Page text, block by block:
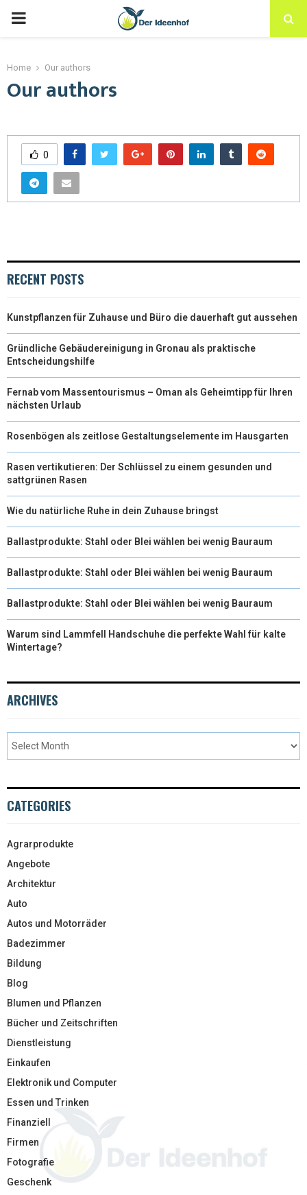
Home Our authors
Our authors
0
RECENT POSTS
Kunstpflanzen für Zuhause und Büro die dauerhaft gut aussehen
Gründliche Gebäudereinigung in Gronau als praktische
Entscheidungshilfe
Fernab vom Massentourismus – Oman als Geheimtipp für Ihren
nächsten Urlaub
Rosenbögen als zeitlose Gestaltungselemente im Hausgarten
Rasen vertikutieren: Der Schlüssel zu einem gesunden und
sattgrünen Rasen
Wie du natürliche Ruhe in dein Zuhause bringst
Ballastprodukte: Stahl oder Blei wählen bei wenig Bauraum
Ballastprodukte: Stahl oder Blei wählen bei wenig Bauraum
Ballastprodukte: Stahl oder Blei wählen bei wenig Bauraum
Warum sind Lammfell Handschuhe die perfekte Wahl für kalte
Wintertage?
ARCHIVES
CATEGORIES
Agrarprodukte
Angebote
Architektur
Auto
Autos und Motorräder
Badezimmer
Bildung
Blog
Blumen und Pflanzen
Bücher und Zeitschriften
Dienstleistung
Einkaufen
Elektronik und Computer
Essen und Trinken
Finanziell
Firmen
Fotografie
Geschenk